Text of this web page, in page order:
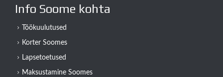
Info Soome kohta
Töökuulutused
Korter Soomes
Lapsetoetused
Maksustamine Soomes